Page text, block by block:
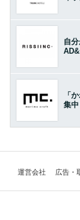
自
「
集中
運営会社 広告・